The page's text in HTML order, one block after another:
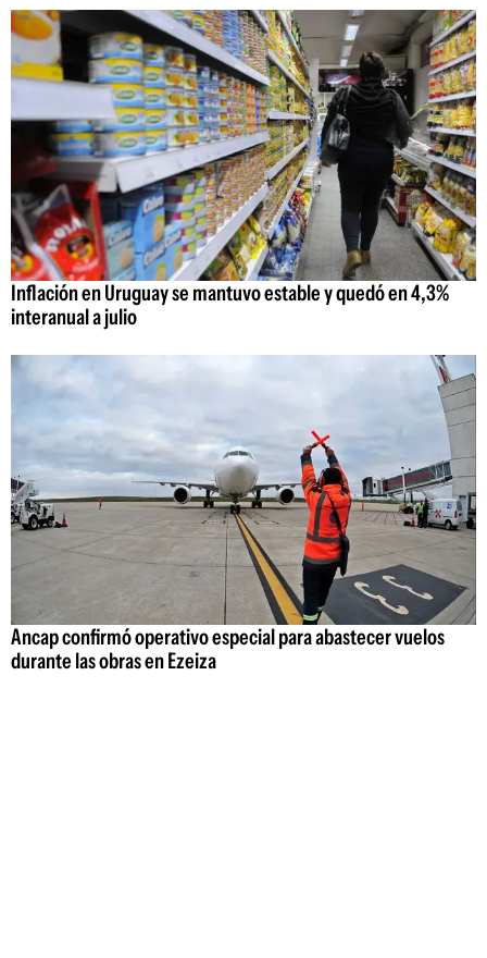
Inflación en Uruguay se mantuvo estable y quedó en 4,3%
interanual a julio
Ancap confirmó operativo especial para abastecer vuelos
durante las obras en Ezeiza